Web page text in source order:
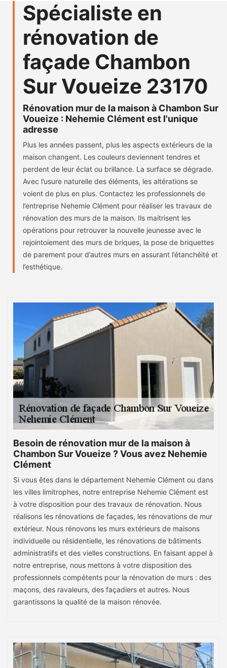
Spécialiste en
rénovation de
façade Chambon
Sur Voueize 23170
Rénovation mur de la maison à Chambon Sur
Voueize : Nehemie Clément est l'unique
adresse
Plus les années passent, plus les aspects extérieurs de la
maison changent. Les couleurs deviennent tendres et
perdent de leur éclat ou brillance. La surface se dégrade.
Avec l’usure naturelle des éléments, les altérations se
voient de plus en plus. Contactez les professionnels de
l’entreprise Nehemie Clément pour réaliser les travaux de
rénovation des murs de la maison. Ils maitrisent les
opérations pour retrouver la nouvelle jeunesse avec le
rejointoiement des murs de briques, la pose de briquettes
de parement pour d’autres murs en assurant l’étanchéité et
l’esthétique.
Besoin de rénovation mur de la maison à
Chambon Sur Voueize ? Vous avez Nehemie
Clément
Si vous êtes dans le département Nehemie Clément ou dans
les villes limitrophes, notre entreprise Nehemie Clément est
à votre disposition pour des travaux de rénovation. Nous
réalisons les rénovations de façades, les rénovations de mur
extérieur. Nous rénovons les murs extérieurs de maisons
individuelle ou résidentielle, les rénovations de bâtiments
administratifs et des vielles constructions. En faisant appel à
notre entreprise, nous mettons à votre disposition des
professionnels compétents pour la rénovation de murs : des
maçons, des ravaleurs, des façadiers et autres. Nous
garantissons la qualité de la maison rénovée.